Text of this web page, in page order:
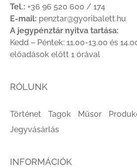
Tel.: +36 96 520 600 / 174
E-mail: penztar@gyoribalett.hu
A jegypénztár nyitva tartása:
Kedd – Péntek: 11.00-13.00 és
előadások előtt 1 órával
RÓLUNK
Történet Tagok Műsor
Jegyvásárlás
INFORMÁCIÓK